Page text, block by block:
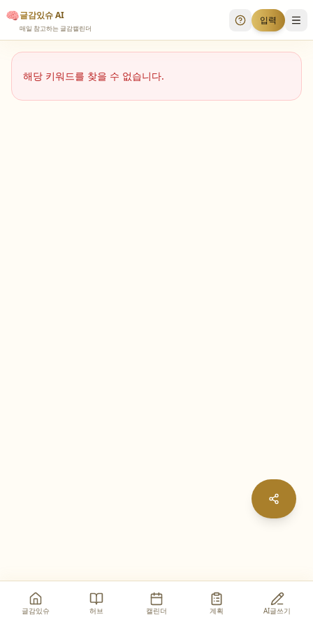
🧠글감있슈 AI
매일 참고하는 글감캘린더 투표 안내
입력 메
해당 키워드를 찾을 수 없습니다.
글감있슈 허브 캘린더 계획 AI글쓰기